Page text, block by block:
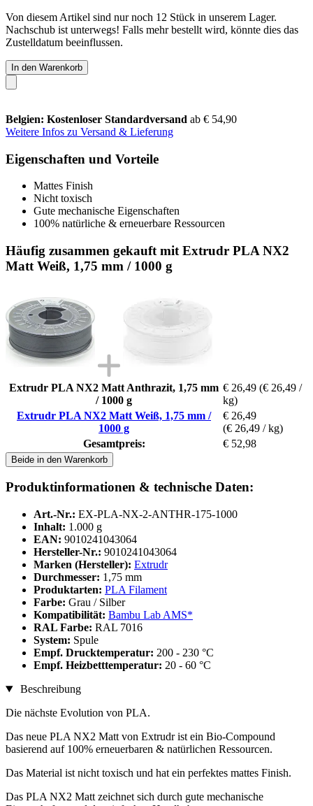
Von diesem Artikel sind nur noch 12 Stück in unserem Lager.
Nachschub ist unterwegs! Falls mehr bestellt wird, könnte dies das
Zustelldatum beeinflussen.
In den Warenkorb
Belgien: Kostenloser Standardversand ab € 54,90
Weitere Infos zu Versand & Lieferung
Eigenschaften und Vorteile
Mattes Finish
Nicht toxisch
Gute mechanische Eigenschaften
100% natürliche & erneuerbare Ressourcen
Häufig zusammen gekauft mit Extrudr PLA NX2
Matt Weiß, 1,75 mm / 1000 g
Extrudr PLA NX2 Matt Anthrazit, 1,75 mm
/ 1000 g
€ 26,49 (€ 26,49 /
kg)
Extrudr PLA NX2 Matt Weiß, 1,75 mm /
1000 g
€ 26,49
(€ 26,49 / kg)
Gesamtpreis:
€ 52,98
Beide in den Warenkorb
Produktinformationen & technische Daten:
Art.-Nr.: EX-PLA-NX-2-ANTHR-175-1000
Inhalt: 1.000 g
EAN: 9010241043064
Hersteller-Nr.: 9010241043064
Marken (Hersteller): Extrudr
Durchmesser: 1,75 mm
Produktarten: PLA Filament
Farbe: Grau / Silber
Kompatibilität: Bambu Lab AMS*
RAL Farbe: RAL 7016
System: Spule
Empf. Drucktemperatur: 200 - 230 °C
Empf. Heizbetttemperatur: 20 - 60 °C
Beschreibung
Die nächste Evolution von PLA.
Das neue PLA NX2 Matt von Extrudr ist ein Bio-Compound
basierend auf 100% erneuerbaren & natürlichen Ressourcen.
Das Material ist nicht toxisch und hat ein perfektes mattes Finish.
Das PLA NX2 Matt zeichnet sich durch gute mechanische